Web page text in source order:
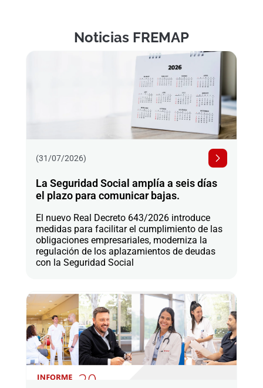
Noticias FREMAP
(31/07/2026)
La Seguridad Social amplía a seis días
el plazo para comunicar bajas.
El nuevo Real Decreto 643/2026 introduce
medidas para facilitar el cumplimiento de las
obligaciones empresariales, moderniza la
regulación de los aplazamientos de deudas
con la Seguridad Social